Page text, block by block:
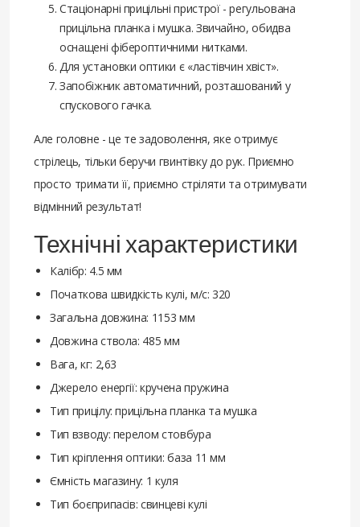
Стаціонарні прицільні пристрої - регульована
прицільна планка і мушка. Звичайно, обидва
оснащені фібероптичними нитками.
Для установки оптики є «ластівчин хвіст».
Запобіжник автоматичний, розташований у
спускового гачка.
Але головне - це те задоволення, яке отримує
стрілець, тільки беручи гвинтівку до рук. Приємно
просто тримати її, приємно стріляти та отримувати
відмінний результат!
Технічні характеристики
Калібр: 4.5 мм
Початкова швидкість кулі, м/с: 320
Загальна довжина: 1153 мм
Довжина ствола: 485 мм
Вага, кг: 2,63
Джерело енергії: кручена пружина
Тип прицілу: прицільна планка та мушка
Тип взводу: перелом стовбура
Тип кріплення оптики: база 11 мм
Ємність магазину: 1 куля
Тип боєприпасів: свинцеві кулі